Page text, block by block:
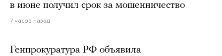
в июне получил срок за мошенничество
7 часов назад
Генпрокуратура РФ объявила